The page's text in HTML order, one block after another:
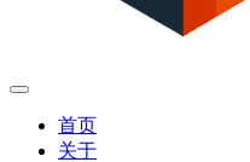
首页
关于